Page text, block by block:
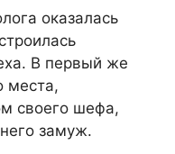
оказалась
В первый же
места,
своего шефа,
замуж.